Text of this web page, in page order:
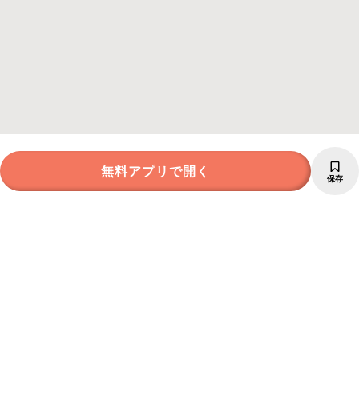
無料アプリで開く 保存